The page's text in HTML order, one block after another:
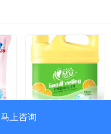
马上咨询